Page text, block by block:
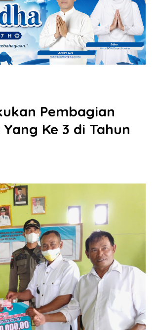
Pembagian
Ke 3 di Tahun